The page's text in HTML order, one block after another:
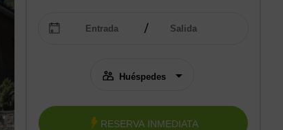
RESERVA INMEDIATA